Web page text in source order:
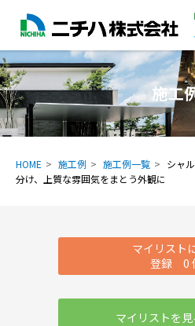
施工
HOME 施工例 施工例一覧
シャ
分け、上質な雰囲気をまとう外観に
マイリスト
登録 0
マイリストを